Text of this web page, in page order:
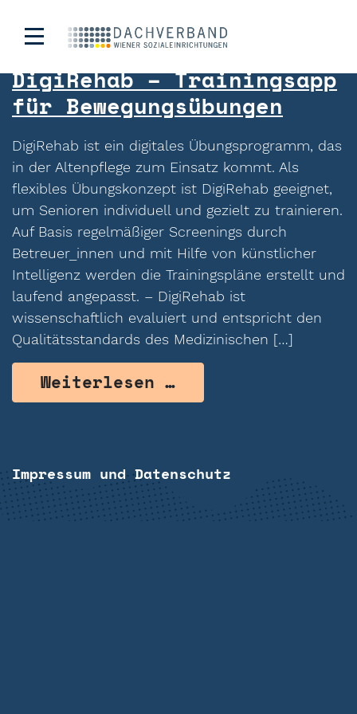
Schlagwort:Bewegung
DigiRehab – Trainingsapp
für Bewegungsübungen
DigiRehab ist ein digitales Übungsprogramm, das
in der Altenpflege zum Einsatz kommt. Als
flexibles Übungskonzept ist DigiRehab geeignet,
um Senioren individuell und gezielt zu trainieren.
Auf Basis regelmäßiger Screenings durch
Betreuer_innen und mit Hilfe von künstlicher
Intelligenz werden die Trainingspläne erstellt und
laufend angepasst. – DigiRehab ist
wissenschaftlich evaluiert und entspricht den
Qualitätsstandards des Medizinischen […]
Weiterlesen …from DigiRehab –
Impressum und Datenschutz